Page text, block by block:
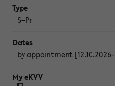
S+Pr
by appointment